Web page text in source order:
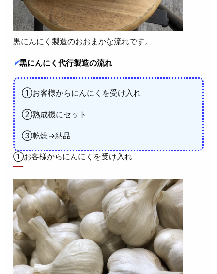
黒にんにく製造のおおまかな流れです。
✔黒にんにく代行製造の流れ
①お客様からにんにくを受け入れ
②熟成機にセット
③乾燥→納品
①お客様からにんにくを受け入れ